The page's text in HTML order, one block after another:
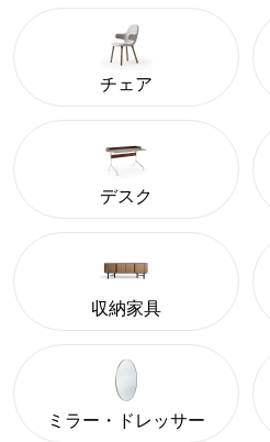
チェア
デスク
収納家具
ミラー・ドレッサー